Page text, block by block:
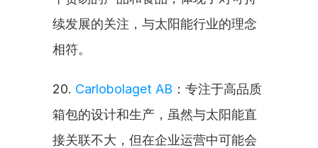
续发展的关注，与太阳能行业的理念
相符。
20. Carlobolaget AB ：专注于高品质
箱包的设计和生产，虽然与太阳能直
接关联不大，但在企业运营中可能会